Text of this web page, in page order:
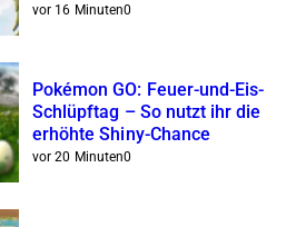
vor 16 Minuten0
Pokémon GO: Feuer-und-Eis-
Schlüpftag – So nutzt ihr die
erhöhte Shiny-Chance
vor 20 Minuten0